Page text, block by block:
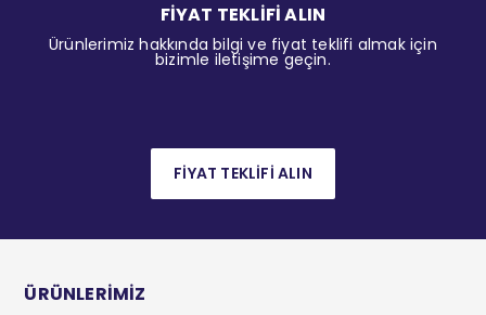
FİYAT TEKLİFİ ALIN
Ürünlerimiz hakkında bilgi ve fiyat teklifi almak için
bizimle iletişime geçin.
FİYAT TEKLİFİ ALIN
ÜRÜNLERİMİZ